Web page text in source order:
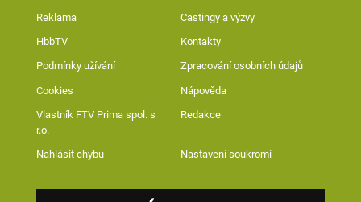
Reklama Castingy a výzvy
HbbTV Kontakty
Podmínky užívání Zpracování osobních údajů
Cookies Nápověda
Vlastník FTV Prima spol. s
r.o.
Redakce
Nahlásit chybu Nastavení soukromí